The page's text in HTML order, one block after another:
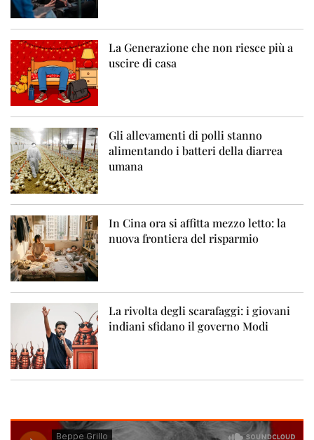
La Generazione che non riesce più a
uscire di casa
Gli allevamenti di polli stanno
alimentando i batteri della diarrea
umana
In Cina ora si affitta mezzo letto: la
nuova frontiera del risparmio
La rivolta degli scarafaggi: i giovani
indiani sfidano il governo Modi